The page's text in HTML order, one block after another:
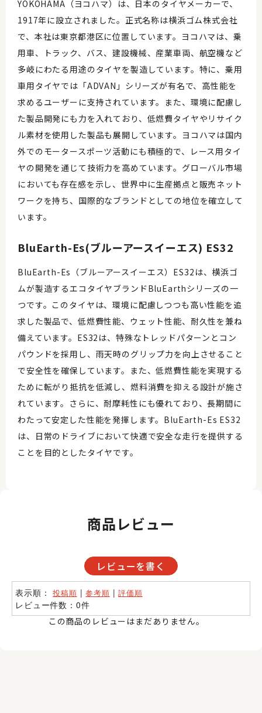
YOKOHAMA（ヨコハマ）は、日本のタイヤメーカーで、
1917年に設立されました。正式名称は横浜ゴム株式会社
で、本社は東京都港区に位置しています。ヨコハマは、乗
用車、トラック、バス、建設機械、産業車両、航空機など
多岐にわたる用途のタイヤを製造しています。特に、乗用
車用タイヤでは「ADVAN」シリーズが有名で、高性能を
求めるユーザーに支持されています。また、環境に配慮し
た製品開発にも力を入れており、低燃費タイヤやリサイク
ル素材を使用した製品も展開しています。ヨコハマは国内
外でのモータースポーツ活動にも積極的で、レース用タイ
ヤの開発を通じて技術力を高めています。グローバル市場
においても存在感を示し、世界中に生産拠点と販売ネット
ワークを持ち、国際的なブランドとしての地位を確立して
います。
BluEarth-Es(ブルーアースイーエス) ES32
BluEarth-Es（ブルーアースイーエス）ES32は、横浜ゴ
ムが製造するエコタイヤブランドBluEarthシリーズの一
つです。このタイヤは、環境に配慮しつつも高い性能を追
求した製品で、低燃費性能、ウェット性能、耐久性を兼ね
備えています。ES32は、特殊なトレッドパターンとコン
パウンドを採用し、雨天時のグリップ力を向上させること
で安全性を確保しています。また、低燃費性能を実現する
ために転がり抵抗を低減し、燃料消費を抑える設計が施さ
れています。さらに、耐摩耗性にも優れており、長期間に
わたって安定した性能を発揮します。BluEarth-Es ES32
は、日常のドライブにおいて快適で安全な走行を提供する
ことを目的としたタイヤです。
商品レビュー
レビューを書く
表示順：投稿順 |参考順 |評価順
レビュー件数：0件
この商品のレビューはまだありません。